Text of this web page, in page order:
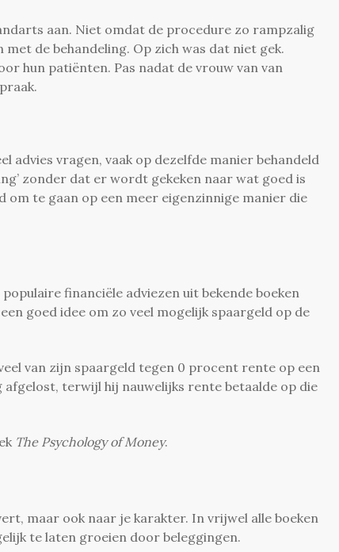
aan. Niet omdat de procedure zo rampzalig
de behandeling. Op zich was dat niet gek.
hun patiënten. Pas nadat de vrouw van van
advies vragen, vaak op dezelfde manier behandeld
zonder dat er wordt gekeken naar wat goed is
te gaan op een meer eigenzinnige manier die
financiële adviezen uit bekende boeken
goed idee om zo veel mogelijk spaargeld op de
van zijn spaargeld tegen 0 procent rente op een
terwijl hij nauwelijks rente betaalde op die
The Psychology of Money.
maar ook naar je karakter. In vrijwel alle boeken
te laten groeien door beleggingen.